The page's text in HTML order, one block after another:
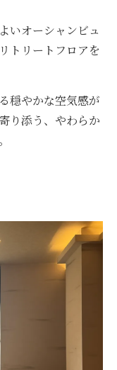
いオーシャンビュ
トリートフロアを
穏やかな空気感が
り添う、やわらか